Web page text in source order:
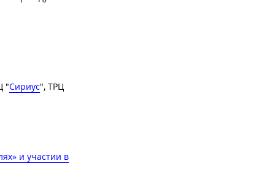
"Сириус", ТРЦ
и участии в